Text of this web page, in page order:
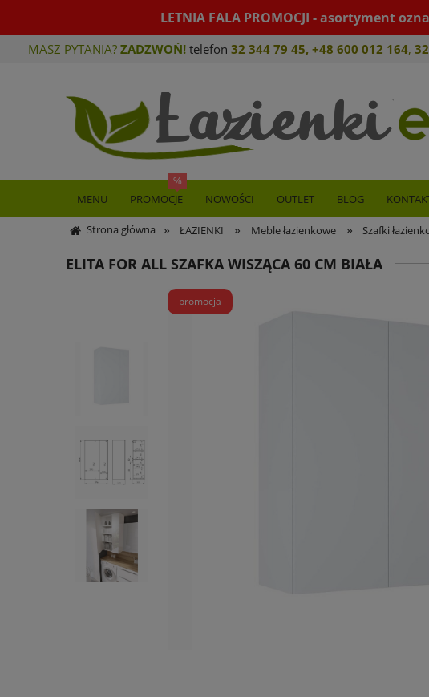
LETNIA FALA PROMOCJI - asortyment
MASZ PYTANIA? ZADZWOŃ! telefon 32 344 79 45, +48 600 012 164,
MENU PROMOCJE NOWOŚCI OUTLET BLOG
Strona główna » ŁAZIENKI » Meble łazienkowe » Szafki
ELITA FOR ALL SZAFKA WISZĄCA 60 CM BIAŁA
promocja